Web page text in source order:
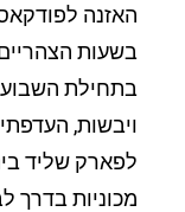
האזנה
בשעות
בתחילת השבוע
ויבשות,
לפארק שליד
מכוניות בדרך